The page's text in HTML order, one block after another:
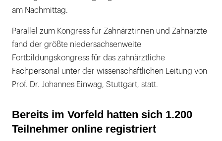
am Nachmittag.
Parallel zum Kongress für Zahnärztinnen und Zahnärzte
fand der größte niedersachsenweite
Fortbildungskongress für das zahnärztliche
Fachpersonal unter der wissenschaftlichen Leitung von
Prof. Dr. Johannes Einwag, Stuttgart, statt.
Bereits im Vorfeld hatten sich 1.200
Teilnehmer online registriert